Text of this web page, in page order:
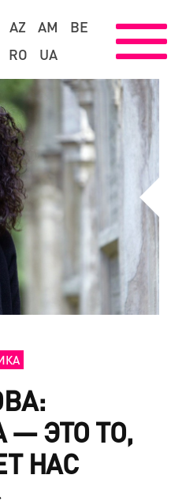
AZ AM
BE
RO UA
— ЭТО ТО,
НАС